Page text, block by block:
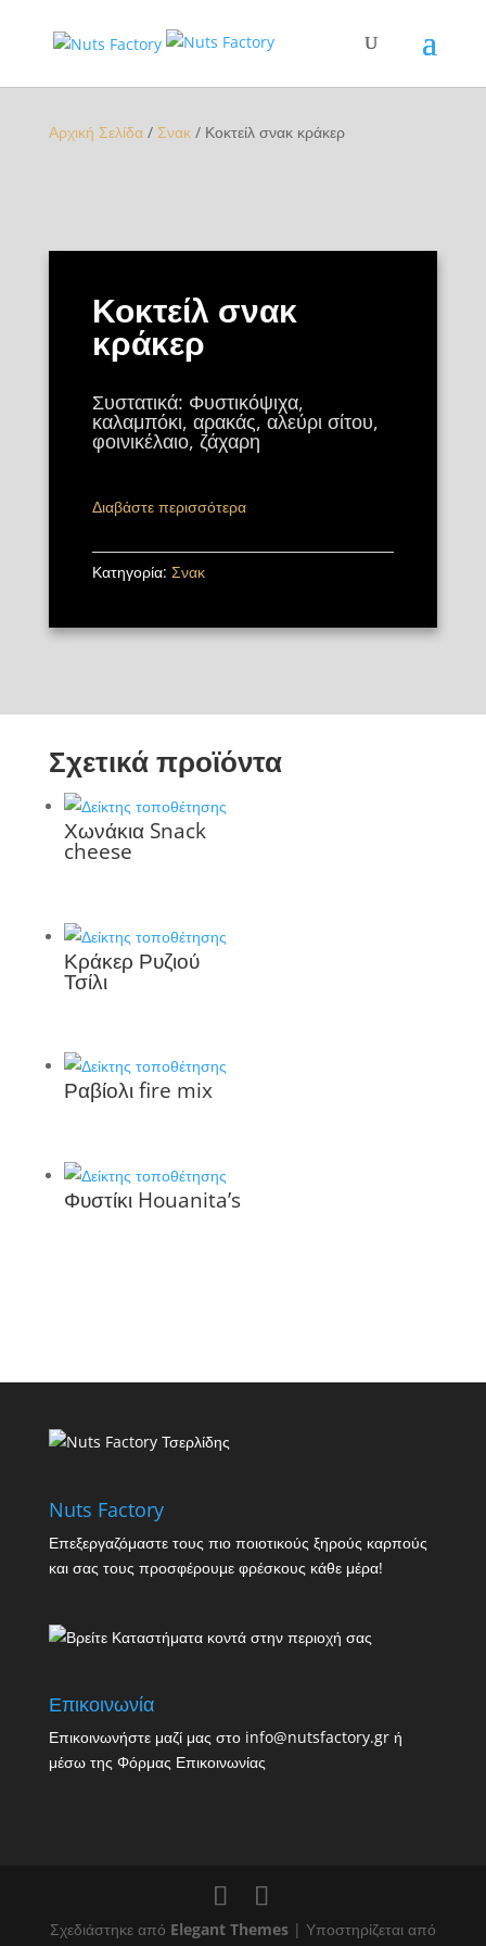
Αρχική Σελίδα/ Σνακ/ Κοκτείλ σνακ κράκερ
Κοκτείλ σνακ
κράκερ
Συστατικά: Φυστικόψιχα,
καλαμπόκι, αρακάς, αλεύρι σίτου,
φοινικέλαιο, ζάχαρη
Διαβάστε περισσότερα
Κατηγορία: Σνακ
Σχετικά προϊόντα
Χωνάκια Snack
cheese
Κράκερ Ρυζιού
Τσίλι
Ραβίολι fire mix
Φυστίκι Houanita’s
Nuts Factory
Επεξεργαζόμαστε τους πιο ποιοτικούς ξηρούς καρπούς
και σας τους προσφέρουμε φρέσκους κάθε μέρα!
Επικοινωνία
Επικοινωνήστε μαζί μας στο info@nutsfactory.gr ή
μέσω της Φόρμας Επικοινωνίας
Σχεδιάστηκε από Elegant Themes| Υποστηρίζεται από